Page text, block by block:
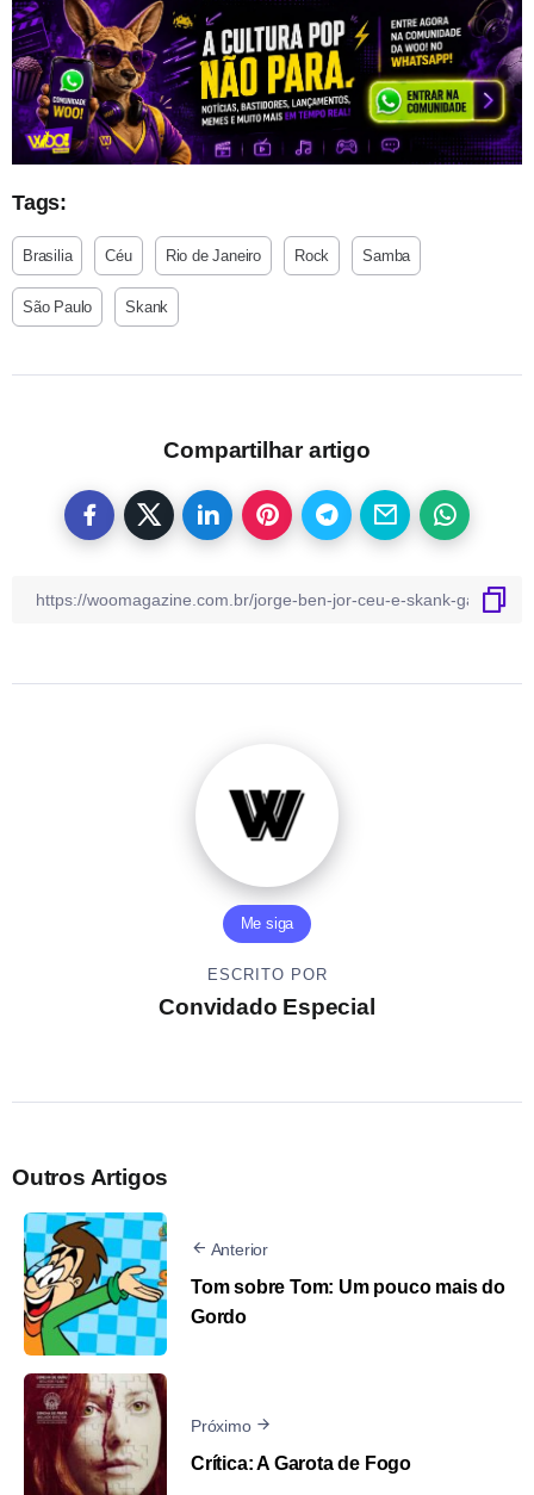
Tags:
Brasilia Céu Rio de Janeiro Rock Samba
São Paulo Skank
Compartilhar artigo
Me siga
ESCRITO POR
Convidado Especial
Outros Artigos
Anterior
Tom sobre Tom: Um pouco mais do
Gordo
Próximo
Crítica: A Garota de Fogo